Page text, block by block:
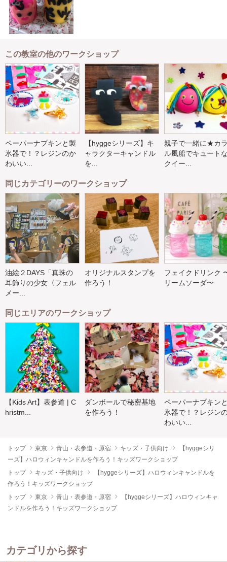
この教室の他のワークショップ
ペーパーナプキンと製
氷器で！？レジンのか
わいい...
【hyggeシリーズ】キ
ャラクターキャンドル
を...
親子で一緒に★カ
ル風船でキュート
クイー...
同じカテゴリーのワークショップ
油絵２DAYS「真珠の
耳飾りの少女〈フェル
メー...
オリジナルスタンプを
作ろう！
フェイクドリンク
リームソーダ〜
同じエリアのワークショップ
【Kids Art】表参道 | C
hristm...
ダンボールで秘密基地
を作ろう！
ペーパーナプキン
氷器で！？レジン
わいい...
トップ 東京 青山・表参道・原宿 キッズ・子供向け
【hyggeシリ
ーズ】ハロウィンキャンドルを作ろう！キッズワークショップ
トップ
キッズ・子供向け
【hyggeシリーズ】ハロウィンキャンドルを
作ろう！キッズワークショップ
トップ
東京 青山・表参道・原宿
【hyggeシリーズ】ハロウィンキャ
ンドルを作ろう！キッズワークショップ
カテゴリから探す